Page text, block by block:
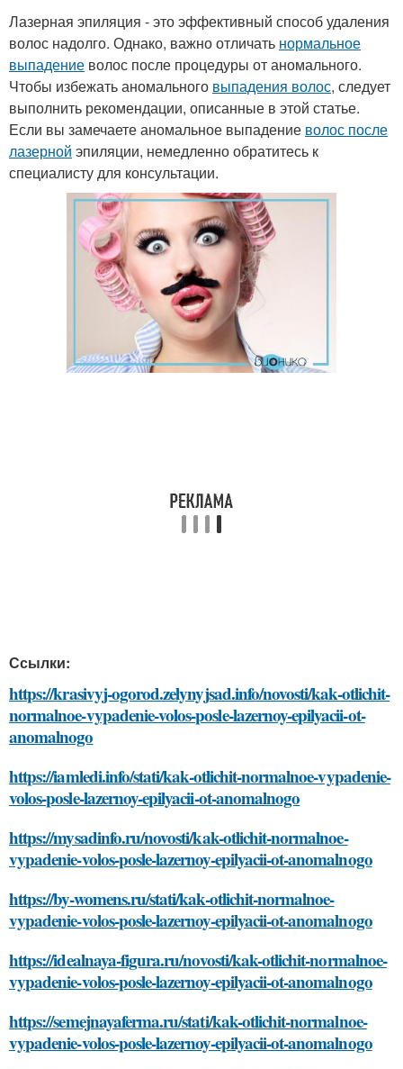
Лазерная эпиляция - это эффективный способ удаления
волос надолго. Однако, важно отличать нормальное
выпадение волос после процедуры от аномального.
Чтобы избежать аномального выпадения волос, следует
выполнить рекомендации, описанные в этой статье.
Если вы замечаете аномальное выпадение волос после
лазерной эпиляции, немедленно обратитесь к
специалисту для консультации.
Ссылки:
https://krasivyj-ogorod.zelynyjsad.info/novosti/kak-otlichit-
normalnoe-vypadenie-volos-posle-lazernoy-epilyacii-ot-
anomalnogo
https://iamledi.info/stati/kak-otlichit-normalnoe-vypadenie-
volos-posle-lazernoy-epilyacii-ot-anomalnogo
https://mysadinfo.ru/novosti/kak-otlichit-normalnoe-
vypadenie-volos-posle-lazernoy-epilyacii-ot-anomalnogo
https://by-womens.ru/stati/kak-otlichit-normalnoe-
vypadenie-volos-posle-lazernoy-epilyacii-ot-anomalnogo
https://idealnaya-figura.ru/novosti/kak-otlichit-normalnoe-
vypadenie-volos-posle-lazernoy-epilyacii-ot-anomalnogo
https://semejnayaferma.ru/stati/kak-otlichit-normalnoe-
vypadenie-volos-posle-lazernoy-epilyacii-ot-anomalnogo